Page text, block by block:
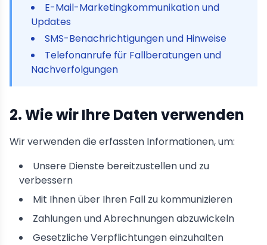
E-Mail-Marketingkommunikation und
Updates
SMS-Benachrichtigungen und Hinweise
Telefonanrufe für Fallberatungen und
Nachverfolgungen
2. Wie wir Ihre Daten verwenden
Wir verwenden die erfassten Informationen, um:
Unsere Dienste bereitzustellen und zu
verbessern
Mit Ihnen über Ihren Fall zu kommunizieren
Zahlungen und Abrechnungen abzuwickeln
Gesetzliche Verpflichtungen einzuhalten